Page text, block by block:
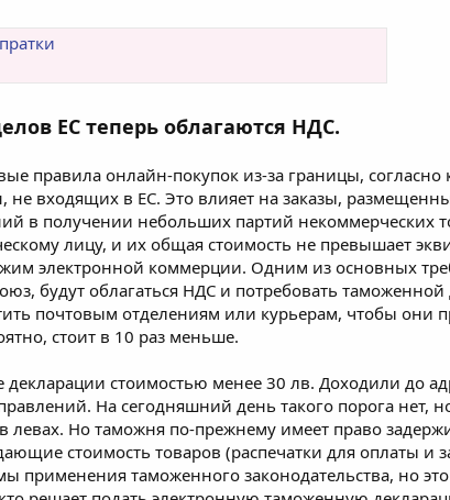
ЕС теперь облагаются НДС.
правила онлайн-покупок из-за границы,
не входящих в ЕС. Это влияет на заказы,
в получении небольших партий некоммерческих
лицу, и их общая стоимость не превышает
электронной коммерции. Одним из основных
будут облагаться НДС и потребовать
почтовым отделениям или курьерам, чтобы они
стоит в 10 раз меньше.
декларации стоимостью менее 30 лв. Доходили до
На сегодняшний день такого порога нет,
в левах. Но таможня по-прежнему имеет право
стоимость товаров (распечатки для оплаты и
применения таможенного законодательства, но